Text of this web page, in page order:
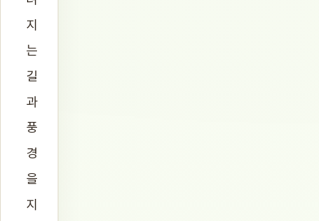
지
는
길
과
풍
경
을
지